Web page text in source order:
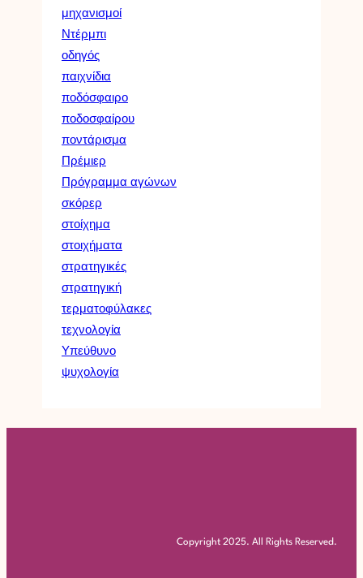
μηχανισμοί
Ντέρμπι
οδηγός
παιχνίδια
ποδόσφαιρο
ποδοσφαίρου
ποντάρισμα
Πρέμιερ
Πρόγραμμα αγώνων
σκόρερ
στοίχημα
στοιχήματα
στρατηγικές
στρατηγική
τερματοφύλακες
τεχνολογία
Υπεύθυνο
ψυχολογία
Copyright 2025. All Rights Reserved.